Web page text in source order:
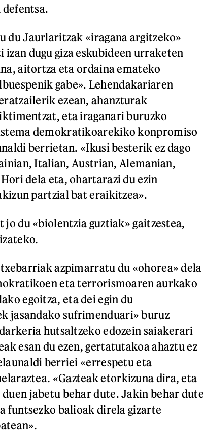
du Jaurlaritzak «iragana argitzeko»
dugu giza eskubideen urraketen
aitortza eta ordaina emateko
gabe». Lehendakariaren
ezean, ahanzturak
eta iraganari buruzko
demokratikoarekiko konpromiso
berrietan. «Ikusi besterik ez dago
Italian, Austrian, Alemanian,
dela eta, ohartarazi du ezin
partzial bat eraikitzea».
jo du «biolentzia guztiak» gaitzestea,
azpimarratu du «ohorea» dela
eta terrorismoaren aurkako
egoitza, eta dei egin du
jasandako sufrimenduari» buruz
hutsaltzeko edozein saiakerari
esan du ezen, gertatutakoa ahaztu ez
berriei «errespetu eta
«Gazteak etorkizuna dira, eta
jabetu behar dute. Jakin behar
funtsezko balioak direla gizarte